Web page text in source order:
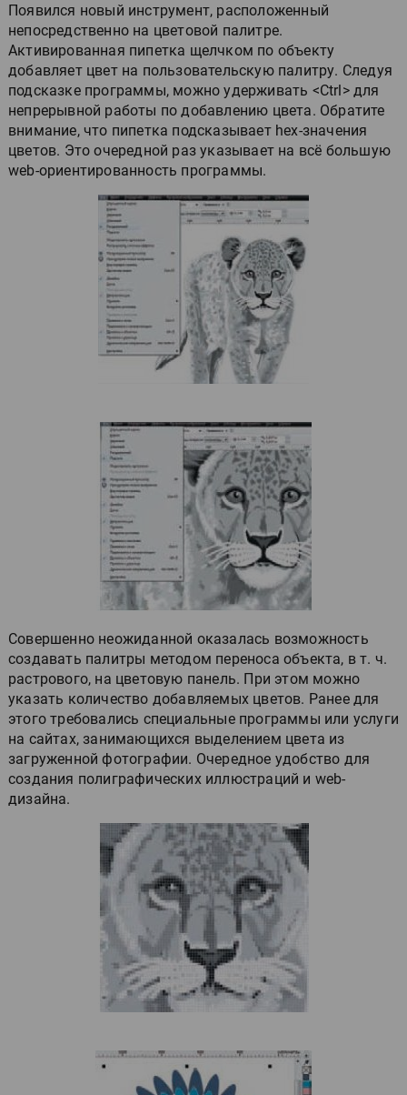
Появился новый инструмент, расположенный
непосредственно на цветовой палитре.
Активированная пипетка щелчком по объекту
добавляет цвет на пользовательскую палитру. Следуя
подсказке программы, можно удерживать <Ctrl> для
непрерывной работы по добавлению цвета. Обратите
внимание, что пипетка подсказывает hex-значения
цветов. Это очередной раз указывает на всё большую
web-ориентированность программы.
Совершенно неожиданной оказалась возможность
создавать палитры методом переноса объекта, в т. ч.
растрового, на цветовую панель. При этом можно
указать количество добавляемых цветов. Ранее для
этого требовались специальные программы или услуги
на сайтах, занимающихся выделением цвета из
загруженной фотографии. Очередное удобство для
создания полиграфических иллюстраций и web-
дизайна.